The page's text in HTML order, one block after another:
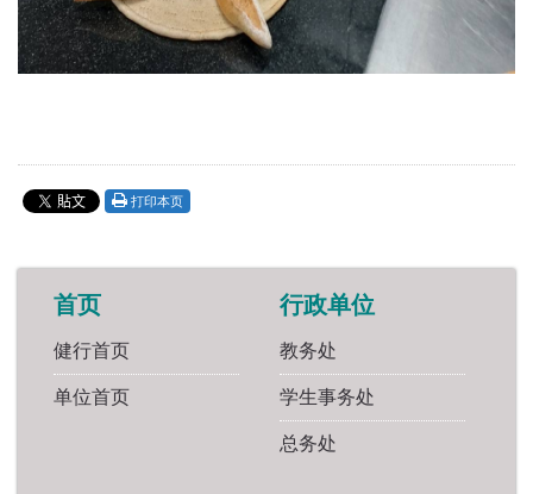
打印本页
首页
健行首页
单位首页
行政单位
教务处
学生事务处
总务处